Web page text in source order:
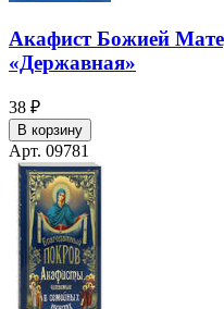
Акафист Божией
«Державная»
38 ₽
В корзину
Арт. 09781